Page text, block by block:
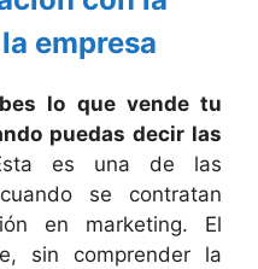
empresa
lo que vende tu
puedas decir las
es una de las
se contratan
en marketing. El
sin comprender la